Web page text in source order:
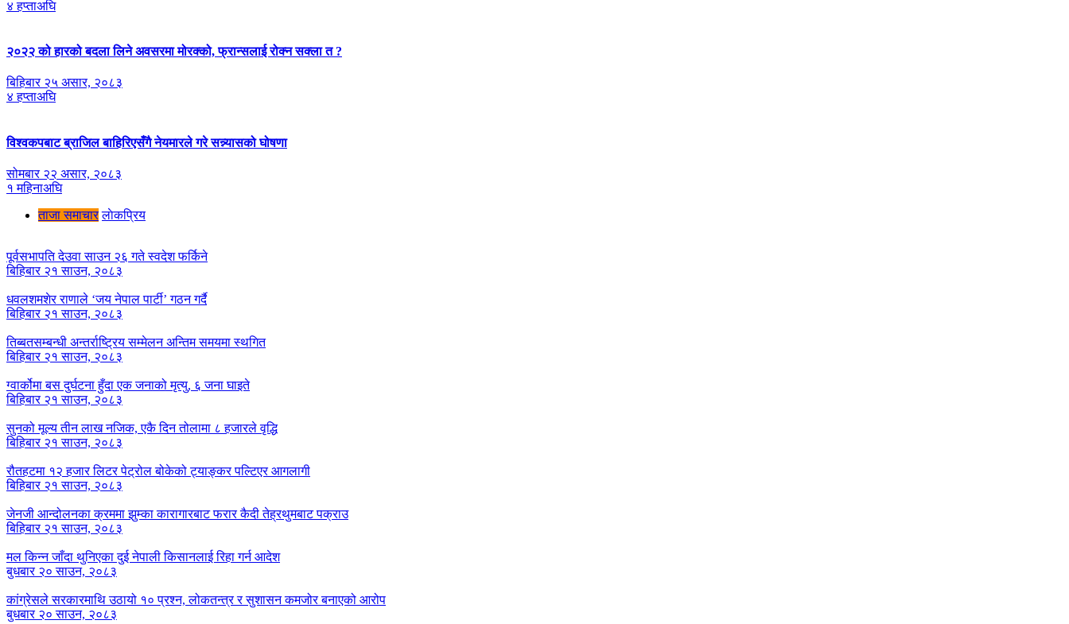
४ हप्ताअघि
२०२२ को हारको बदला लिने अवसरमा मोरक्को, फ्रान्सलाई रोक्न सक्ला त ?
बिहिबार २५ असार, २०८३
४ हप्ताअघि
विश्वकपबाट ब्राजिल बाहिरिएसँगै नेयमारले गरे सन्न्यासको घोषणा
सोमबार २२ असार, २०८३
१ महिनाअघि
ताजा समाचार लाेकप्रिय
पूर्वसभापति देउवा साउन २६ गते स्वदेश फर्किने
बिहिबार २१ साउन, २०८३
धवलशमशेर राणाले ‘जय नेपाल पार्टी’ गठन गर्दै
बिहिबार २१ साउन, २०८३
तिब्बतसम्बन्धी अन्तर्राष्ट्रिय सम्मेलन अन्तिम समयमा स्थगित
बिहिबार २१ साउन, २०८३
ग्वार्कोमा बस दुर्घटना हुँदा एक जनाको मृत्यु, ६ जना घाइते
बिहिबार २१ साउन, २०८३
सुनको मूल्य तीन लाख नजिक, एकै दिन तोलामा ८ हजारले वृद्धि
बिहिबार २१ साउन, २०८३
रौतहटमा १२ हजार लिटर पेट्रोल बोकेको ट्याङ्कर पल्टिएर आगलागी
बिहिबार २१ साउन, २०८३
जेनजी आन्दोलनका क्रममा झुम्का कारागारबाट फरार कैदी तेह्रथुमबाट पक्राउ
बिहिबार २१ साउन, २०८३
मल किन्न जाँदा थुनिएका दुई नेपाली किसानलाई रिहा गर्न आदेश
बुधबार २० साउन, २०८३
कांग्रेसले सरकारमाथि उठायो १० प्रश्न, लोकतन्त्र र सुशासन कमजोर बनाएको आरोप
बुधबार २० साउन, २०८३